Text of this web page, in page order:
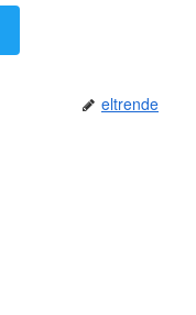
eltrende